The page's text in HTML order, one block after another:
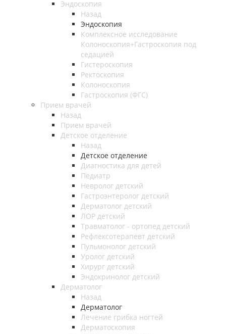
Эндоскопия
Назад
Эндоскопия
Комплексное исследование
Колоноскопия+Гастроскопия под
седацией
Гистероскопия
Ректоскопия
Колоноскопия
Гастроскопия (ФГС)
Прием врачей
Назад
Прием врачей
Детское отделение
Назад
Детское отделение
Диагностика для детей
Педиатр
Невролог детский
Гастроэнтеролог детский
Дерматолог детский
ЛОР детский
Травматолог - ортопед детский
Рефлексотерапевт детский
Пульмонолог детский
Уролог детский
Хирург детский
Эндокринолог детский
Дерматолог
Назад
Дерматолог
Лечение грибка ногтей
Дерматоскопия